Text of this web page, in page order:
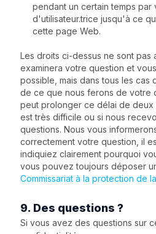
pendant un certain temps par
d'utilisateur.trice jusqu'à ce
cette page Web.
Les droits ci-dessus ne sont pas
examinera votre question et
possible, mais dans tous les cas
de ce que nous ferons de votre
peut prolonger ce délai de deux
est très difficile ou si nous
questions. Nous vous
correctement votre question, il
indiquiez clairement pourquoi
vous pouvez toujours déposer
Commissariat à la protection de
9. Des questions ?
Si vous avez des questions sur